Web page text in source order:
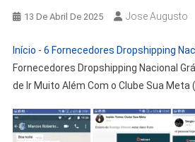
13 De Abril De 2025 Jose Augusto
Início - 6 Fornecedores Dropshipping
Fornecedores Dropshipping Nacional
de Ir Muito Além Com o Clube Sua Meta